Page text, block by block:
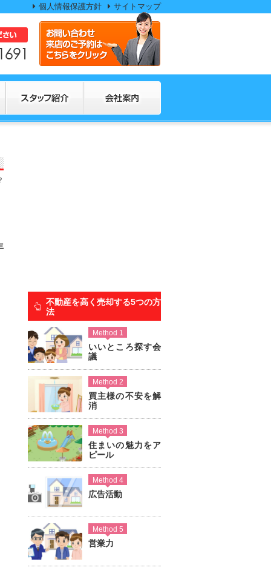
個人情報保護方針 サイトマップ
不動産を高く売却する5つの方
法
Method 1
いいところ探す会
議
Method 2
買主様の不安を解
消
Method 3
住まいの魅力をア
ピール
Method 4
広告活動
Method 5
営業力